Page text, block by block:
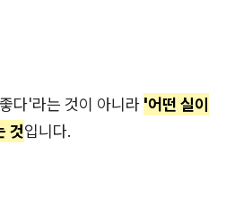
다'라는 것이 아니라 '어떤 실이
것입니다.